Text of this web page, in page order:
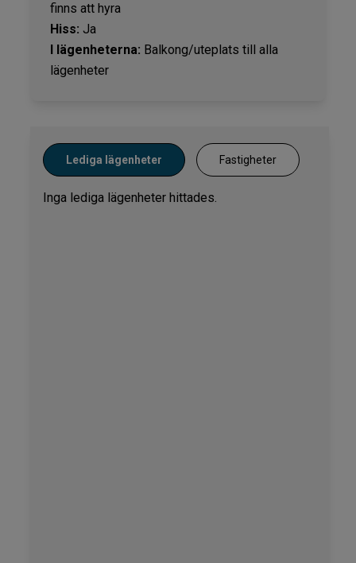
finns att hyra
Hiss: Ja
I lägenheterna: Balkong/uteplats till alla
lägenheter
Lediga lägenheter Fastigheter
Inga lediga lägenheter hittades.